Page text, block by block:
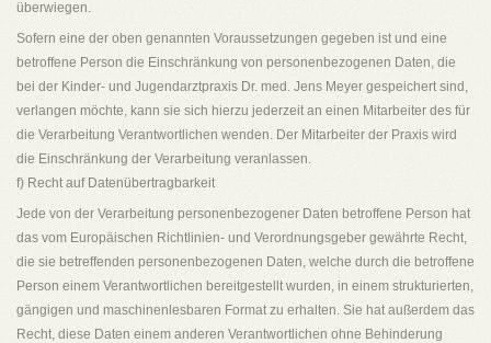
überwiegen.
Sofern eine der oben genannten Voraussetzungen gegeben ist und eine
betroffene Person die Einschränkung von personenbezogenen Daten, die
bei der Kinder- und Jugendarztpraxis Dr. med. Jens Meyer gespeichert sind,
verlangen möchte, kann sie sich hierzu jederzeit an einen Mitarbeiter des für
die Verarbeitung Verantwortlichen wenden. Der Mitarbeiter der Praxis wird
die Einschränkung der Verarbeitung veranlassen.
f) Recht auf Datenübertragbarkeit
Jede von der Verarbeitung personenbezogener Daten betroffene Person hat
das vom Europäischen Richtlinien- und Verordnungsgeber gewährte Recht,
die sie betreffenden personenbezogenen Daten, welche durch die betroffene
Person einem Verantwortlichen bereitgestellt wurden, in einem strukturierten,
gängigen und maschinenlesbaren Format zu erhalten. Sie hat außerdem das
Recht, diese Daten einem anderen Verantwortlichen ohne Behinderung